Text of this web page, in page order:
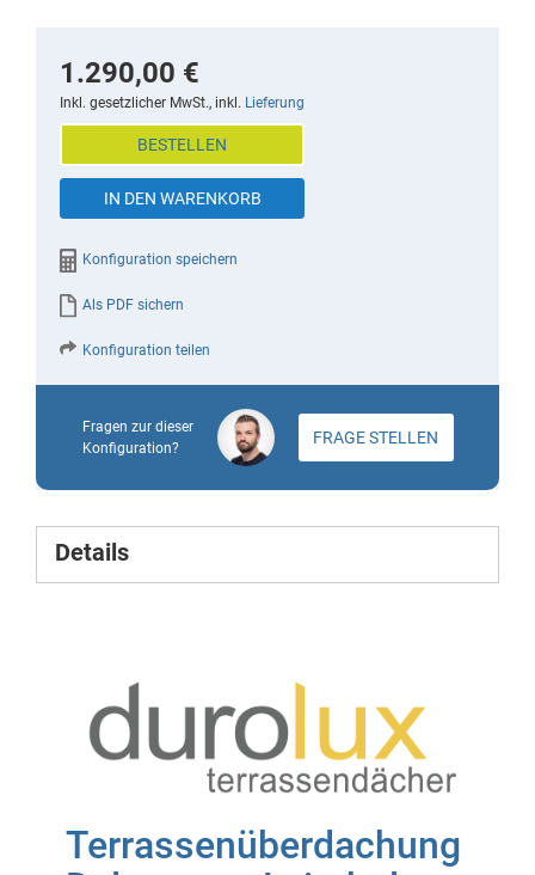
images
1.290,00 €
Inkl. gesetzlicher MwSt., inkl. Lieferung
IN DEN WARENKORB
BESTELLEN
Konfiguration speichern
Als PDF sichern
Konfiguration teilen
Fragen zur dieser
Konfiguration?
FRAGE STELLEN
Details
Terrassenüberdachung